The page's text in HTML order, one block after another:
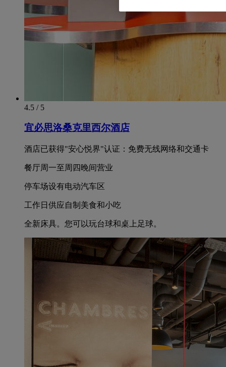
4.5 / 5
宜必思洛桑克里西尔酒店
酒店已获得"安心悦界"认证：免费无线网络和交通卡
餐厅周一至周四晚间营业
停车场设有电动汽车区
工作日供应自制美食和小吃
全新床具。您可以玩台球和桌上足球。